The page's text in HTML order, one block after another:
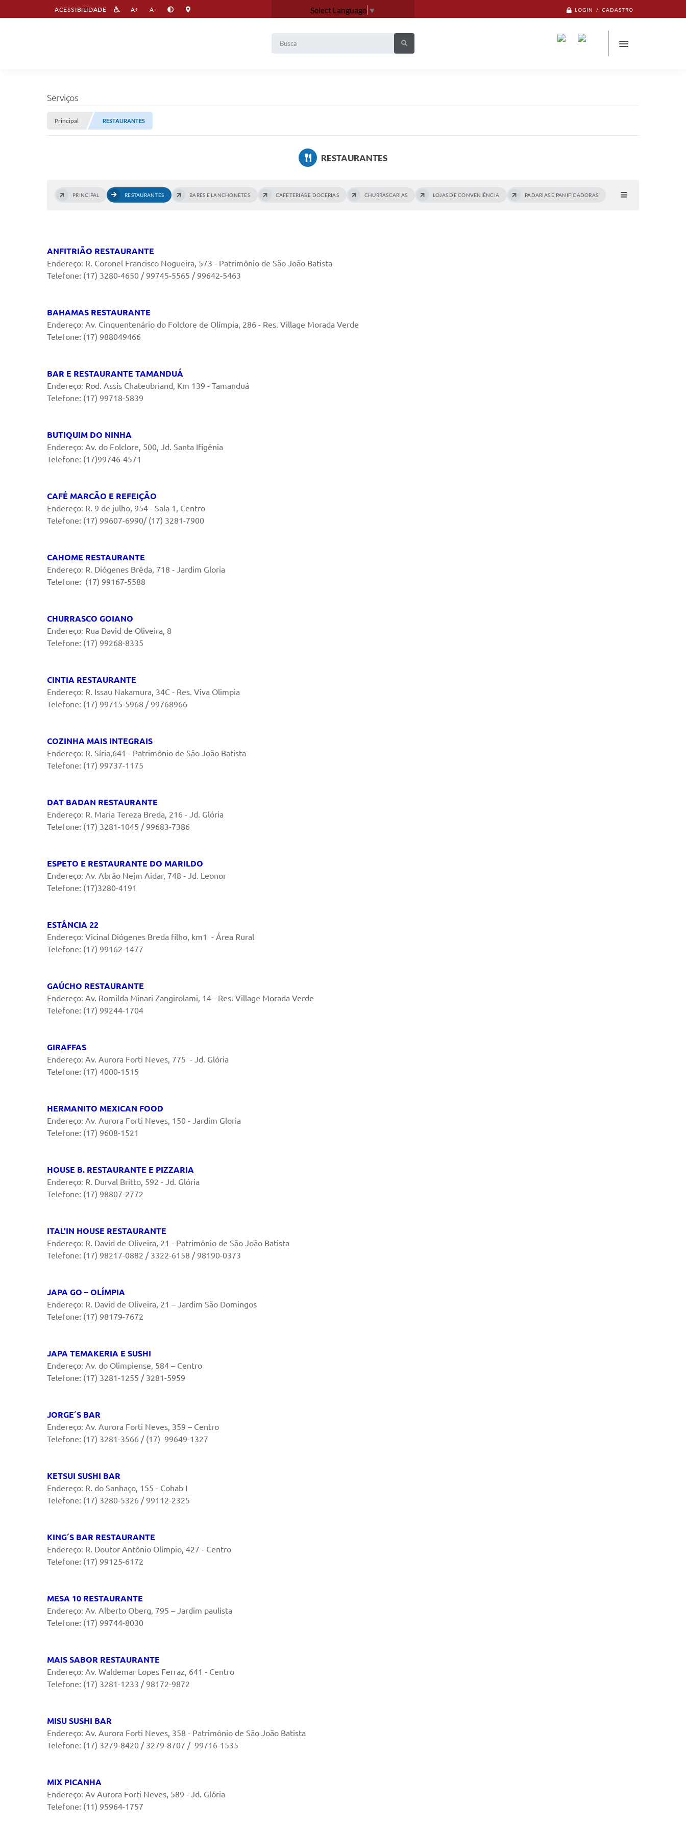
LOGIN / CADASTRO
Select Language ▼
ACESSIBILIDADE A+ A-
Serviços
Principal RESTAURANTES
RESTAURANTES
PRINCIPAL RESTAURANTES BARES E LANCHONETES CAFETERIAS E DOCERIAS CHURRASCARIAS LOJAS DE CONVENIÊNCIA PADARIAS E PANIFICADORAS
ANFITRIÃO RESTAURANTE
Endereço: R. Coronel Francisco Nogueira, 573 - Patrimônio de São João Batista
Telefone: (17) 3280-4650 / 99745-5565 / 99642-5463
BAHAMAS RESTAURANTE
Endereço: Av. Cinquentenário do Folclore de Olímpia, 286 - Res. Village Morada Verde
Telefone: (17) 988049466
BAR E RESTAURANTE TAMANDUÁ
Endereço: Rod. Assis Chateubriand, Km 139 - Tamanduá
Telefone: (17) 99718-5839
BUTIQUIM DO NINHA
Endereço: Av. do Folclore, 500, Jd. Santa Ifigênia
Telefone: (17)99746-4571
CAFÉ MARCÃO E REFEIÇÃO
Endereço: R. 9 de julho, 954 - Sala 1, Centro
Telefone: (17) 99607-6990/ (17) 3281-7900
CAHOME RESTAURANTE
Endereço: R. Diógenes Brêda, 718 - Jardim Gloria
Telefone: (17) 99167-5588
CHURRASCO GOIANO
Endereço: Rua David de Oliveira, 8
Telefone: (17) 99268-8335
CINTIA RESTAURANTE
Endereço: R. Issau Nakamura, 34C - Res. Viva Olimpia
Telefone: (17) 99715-5968 / 99768966
COZINHA MAIS INTEGRAIS
Endereço: R. Síria,641 - Patrimônio de São João Batista
Telefone: (17) 99737-1175
DAT BADAN RESTAURANTE
Endereço: R. Maria Tereza Breda, 216 - Jd. Glória
Telefone: (17) 3281-1045 / 99683-7386
ESPETO E RESTAURANTE DO MARILDO
Endereço: Av. Abrão Nejm Aidar, 748 - Jd. Leonor
Telefone: (17)3280-4191
ESTÂNCIA 22
Endereço: Vicinal Diógenes Breda filho, km1 - Área Rural
Telefone: (17) 99162-1477
GAÚCHO RESTAURANTE
Endereço: Av. Romilda Minari Zangirolami, 14 - Res. Village Morada Verde
Telefone: (17) 99244-1704
GIRAFFAS
Endereço: Av. Aurora Forti Neves, 775 - Jd. Glória
Telefone: (17) 4000-1515
HERMANITO MEXICAN FOOD
Endereço: Av. Aurora Forti Neves, 150 - Jardim Gloria
Telefone: (17) 9608-1521
HOUSE B. RESTAURANTE E PIZZARIA
Endereço: R. Durval Britto, 592 - Jd. Glória
Telefone: (17) 98807-2772
ITAL'IN HOUSE RESTAURANTE
Endereço: R. David de Oliveira, 21 - Patrimônio de São João Batista
Telefone: (17) 98217-0882 / 3322-6158 / 98190-0373
JAPA GO – OLÍMPIA
Endereço: R. David de Oliveira, 21 – Jardim São Domingos
Telefone: (17) 98179-7672
JAPA TEMAKERIA E SUSHI
Endereço: Av. do Olimpiense, 584 – Centro
Telefone: (17) 3281-1255 / 3281-5959
JORGE´S BAR
Endereço: Av. Aurora Forti Neves, 359 – Centro
Telefone: (17) 3281-3566 / (17) 99649-1327
KETSUI SUSHI BAR
Endereço: R. do Sanhaço, 155 - Cohab I
Telefone: (17) 3280-5326 / 99112-2325
KING´S BAR RESTAURANTE
Endereço: R. Doutor Antônio Olímpio, 427 - Centro
Telefone: (17) 99125-6172
MESA 10 RESTAURANTE
Endereço: Av. Alberto Oberg, 795 – Jardim paulista
Telefone: (17) 99744-8030
MAIS SABOR RESTAURANTE
Endereço: Av. Waldemar Lopes Ferraz, 641 - Centro
Telefone: (17) 3281-1233 / 98172-9872
MISU SUSHI BAR
Endereço: Av. Aurora Forti Neves, 358 - Patrimônio de São João Batista
Telefone: (17) 3279-8420 / 3279-8707 / 99716-1535
MIX PICANHA
Endereço: Av Aurora Forti Neves, 589 - Jd. Glória
Telefone: (11) 95964-1757